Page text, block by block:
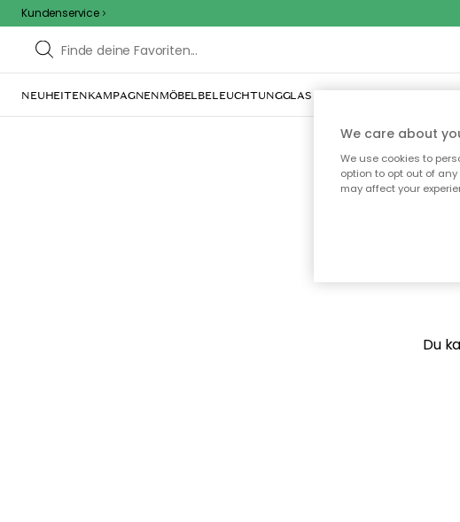
Kundenservice
NEUHEITENKAMPAGNENMÖBELBELEUCHTUNGGLAS & GESCHIRR
Du
We care about
We use cookies to
option to opt out of
may affect your